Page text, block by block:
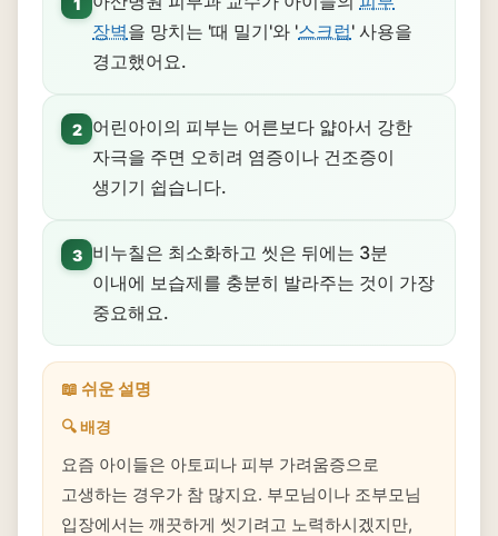
장벽을 망치는 '때 밀기'와 '스크럽' 사용을
경고했어요.
2
어린아이의 피부는 어른보다 얇아서 강한
자극을 주면 오히려 염증이나 건조증이
생기기 쉽습니다.
3
비누칠은 최소화하고 씻은 뒤에는 3분
이내에 보습제를 충분히 발라주는 것이 가장
중요해요.
📖 쉬운 설명
🔍 배경
요즘 아이들은 아토피나 피부 가려움증으로
고생하는 경우가 참 많지요. 부모님이나 조부모님
입장에서는 깨끗하게 씻기려고 노력하시겠지만,